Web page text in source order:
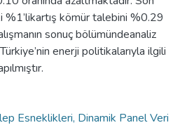
%1’likartış kömür talebini %0.29
sonuç bölümündeanaliz
enerji politikalarıyla ilgili
Esneklikleri, Dinamik Panel Veri